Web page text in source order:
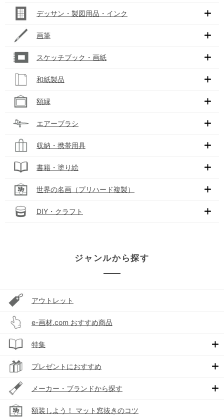
デッサン・製図用品・インク
画筆
スケッチブック・画紙
和紙製品
額縁
エアーブラシ
収納・携帯用具
書籍・塗り絵
世界の名画（プリハード複製）
DIY・クラフト
ジャンルから探す
アウトレット
e-画材.com おすすめ商品
特集
プレゼントにおすすめ
メーカー・ブランドから探す
額装しよう！ マット窓抜きのコツ